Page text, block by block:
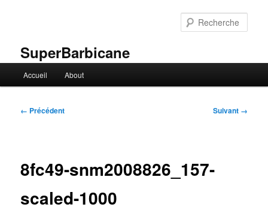
SuperBarbicane
principal
Accueil About
Navigation
← Précédent Suivant →
8fc49-snm2008826_157-
scaled-1000